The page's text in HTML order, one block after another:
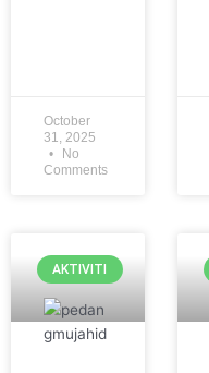
October
31, 2025
No
Comments
AKTIVITI